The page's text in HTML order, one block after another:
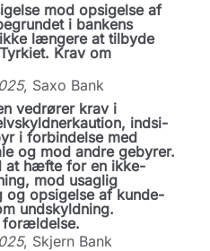
mod opsigelse af
i bankens
længere at tilbyde
Krav om
, Saxo Bank
vedrører krav i
indsi-
i forbindelse med
og mod andre gebyrer.
at hæfte for en ikke-
mod usaglig
og opsigelse af kunde-
undskyldning.
forældelse.
, Skjern Bank